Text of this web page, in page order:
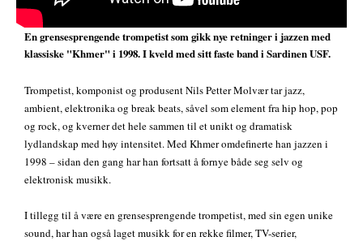
En grensesprengende trompetist som gikk nye retninger i jazzen med
klassiske "Khmer" i 1998. I kveld med sitt faste band i Sardinen USF.
Trompetist, komponist og produsent Nils Petter Molvær tar jazz,
ambient, elektronika og break beats, såvel som element fra hip hop, pop
og rock, og kverner det hele sammen til et unikt og dramatisk
lydlandskap med høy intensitet. Med Khmer omdefinerte han jazzen i
1998 – sidan den gang har han fortsatt å fornye både seg selv og
elektronisk musikk.
I tillegg til å være en grensesprengende trompetist, med sin egen unike
sound, har han også laget musikk for en rekke filmer, TV-serier,